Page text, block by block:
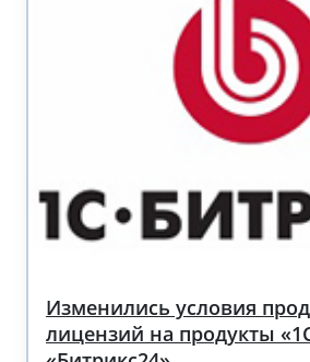
Изменились условия
лицензий на продукты